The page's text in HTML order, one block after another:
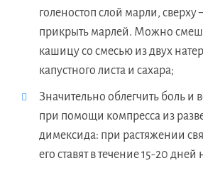
голеностоп слой марли, сверху
прикрыть марлей. Можно
кашицу со смесью из двух
капустного листа и сахара;
Значительно облегчить боль и
при помощи компресса из
димексида: при растяжении
его ставят в течение 15-20 дней